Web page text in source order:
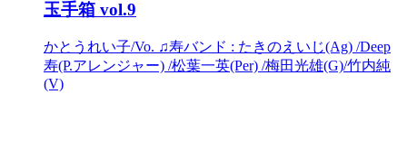
玉手箱 vol.9
かとうれい子/Vo. ♫寿バンド : たきのえいじ(Ag) /Deep
寿(P.アレンジャー) /松葉一英(Per) /梅田光雄(G)/竹内純
(V)